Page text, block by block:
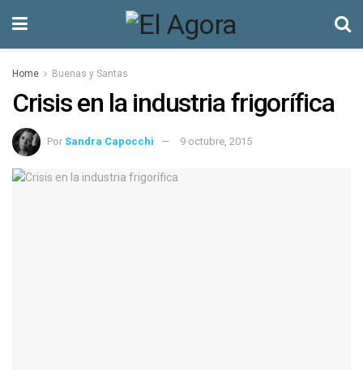
Home Buenas y Santas
Crisis en la industria frigorífica
Por Sandra Capocchi 9 octubre, 2015